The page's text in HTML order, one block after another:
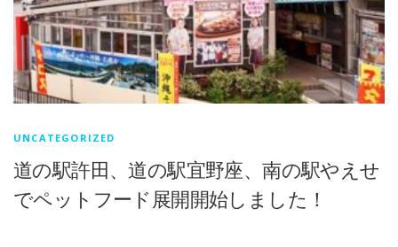
UNCATEGORIZED
道の駅許田、道の駅宜野座、南の駅やえせ
でペットフード展開開始しました！